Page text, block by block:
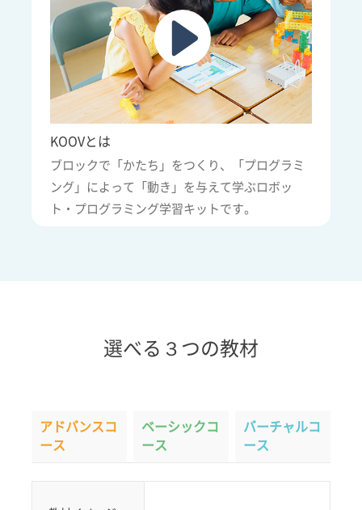
KOOVとは
ブロックで「かたち」をつくり、「プログラミ
ング」によって「動き」を与えて学ぶロボッ
ト・プログラミング学習キットです。
選べる３つの教材
アドバンスコ
ース
ベーシックコ
ース
バーチャルコ
ース